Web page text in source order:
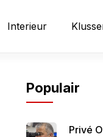
Interieur
Populair
Privé